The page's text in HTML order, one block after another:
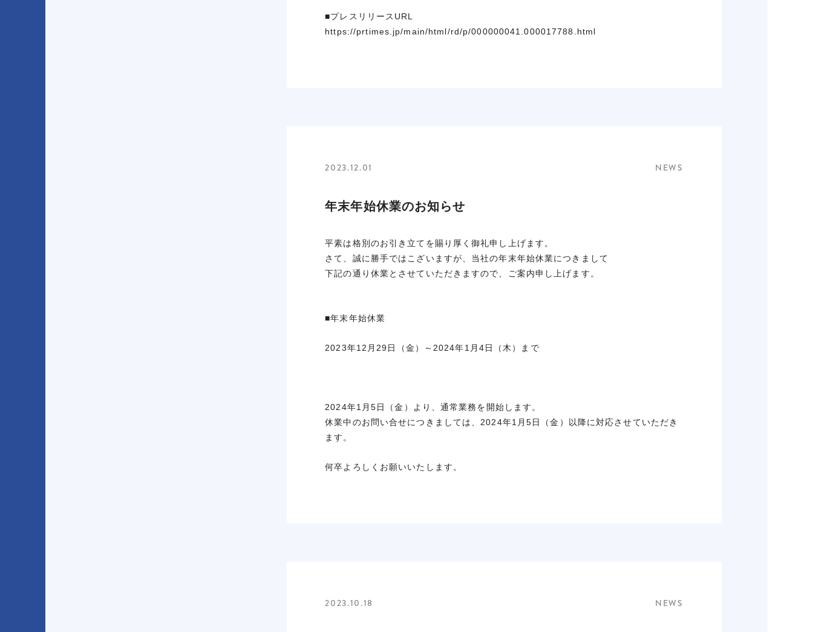
■プレスリリースURL
https://prtimes.jp/main/html/rd/p/000000041.000017788.html
2023.12.01 NEWS
年末年始休業のお知らせ
平素は格別のお引き立てを賜り厚く御礼申し上げます。
さて、誠に勝手ではこざいますが、当社の年末年始休業につきまして
下記の通り休業とさせていただきますので、ご案内申し上げます。
■年末年始休業
2023年12月29日（金）～2024年1月4日（木）まで
2024年1月5日（金）より、通常業務を開始します。
休業中のお問い合せにつきましては、2024年1月5日（金）以降に対応させていただき
ます。
何卒よろしくお願いいたします。
2023.10.18 NEWS